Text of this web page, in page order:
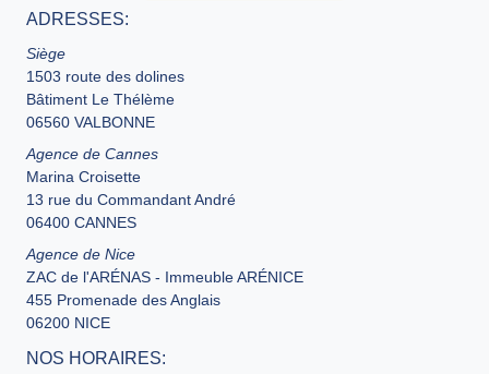
ADRESSES:
Siège
1503 route des dolines
Bâtiment Le Thélème
06560 VALBONNE
Agence de Cannes
Marina Croisette
13 rue du Commandant André
06400 CANNES
Agence de Nice
ZAC de l'ARÉNAS - Immeuble ARÉNICE
455 Promenade des Anglais
06200 NICE
NOS HORAIRES: